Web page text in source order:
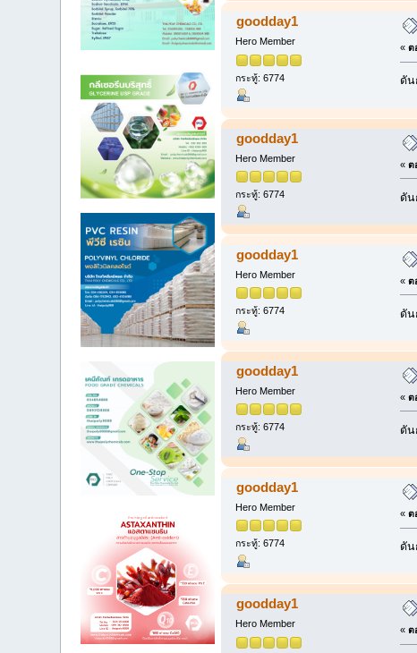
goodday1
Hero Member
กระทู้: 6774
« ต
ดัน
goodday1
Hero Member
กระทู้: 6774
« ต
ดัน
goodday1
Hero Member
กระทู้: 6774
« ต
ดัน
goodday1
Hero Member
กระทู้: 6774
« ต
ดัน
goodday1
Hero Member
กระทู้: 6774
« ต
ดัน
goodday1
Hero Member
« ต